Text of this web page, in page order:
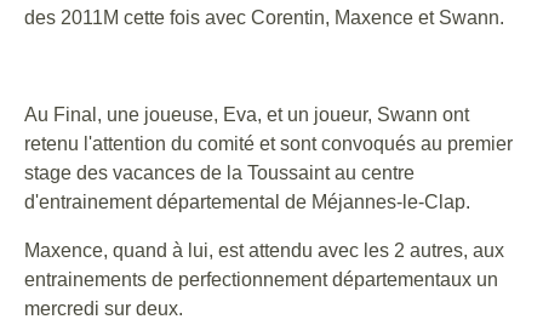
des 2011M cette fois avec Corentin, Maxence et Swann.
Au Final, une joueuse, Eva, et un joueur, Swann ont
retenu l'attention du comité et sont convoqués au premier
stage des vacances de la Toussaint au centre
d'entrainement départemental de Méjannes-le-Clap.
Maxence, quand à lui, est attendu avec les 2 autres, aux
entrainements de perfectionnement départementaux un
mercredi sur deux.